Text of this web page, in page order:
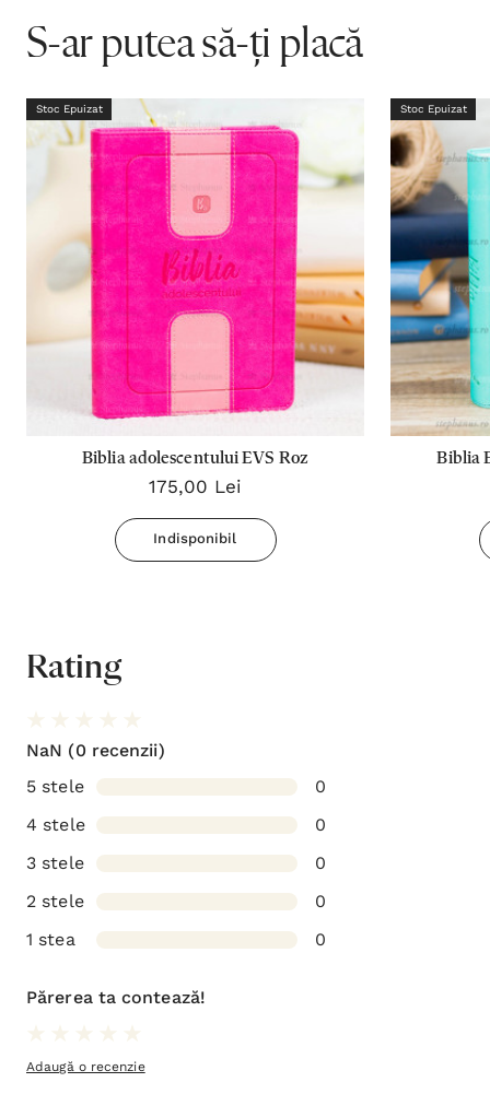
S-ar putea să-ți placă
Stoc Epuizat
Biblia adolescentului EVS Roz
175,00 Lei
Indisponibil
Stoc Epuizat
Biblia
Rating
NaN (0 recenzii)
5 stele
0
4 stele
0
3 stele
0
2 stele
0
1 stea
0
Părerea ta contează!
Adaugă o recenzie